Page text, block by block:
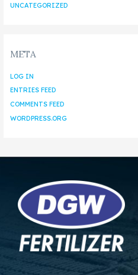
UNCATEGORIZED
META
LOG IN
ENTRIES FEED
COMMENTS FEED
WORDPRESS.ORG